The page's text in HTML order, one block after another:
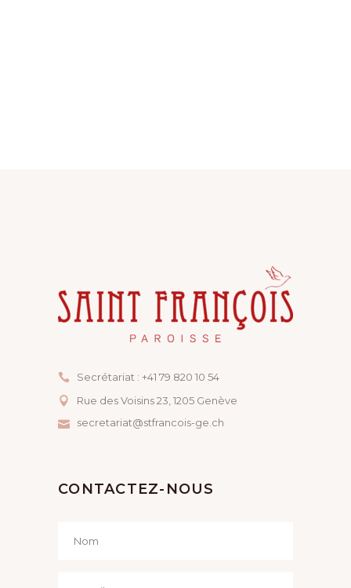
Secrétariat : +41 79 820 10 54
Rue des Voisins 23, ​1205 Genève
secretariat@stfrancois-ge.ch
CONTACTEZ-NOUS